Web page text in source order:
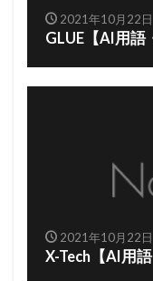
2021年10月22日
GLUE【AI用語
2021年10月22日
X-Tech【AI用語